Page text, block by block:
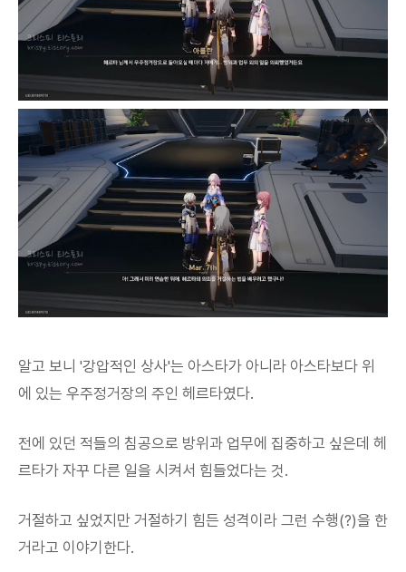
알고 보니 '강압적인 상사'는 아스타가 아니라 아스타보다 위
에 있는 우주정거장의 주인 헤르타였다.
전에 있던 적들의 침공으로 방위과 업무에 집중하고 싶은데 헤
르타가 자꾸 다른 일을 시켜서 힘들었다는 것.
거절하고 싶었지만 거절하기 힘든 성격이라 그런 수행(?)을 한
거라고 이야기한다.